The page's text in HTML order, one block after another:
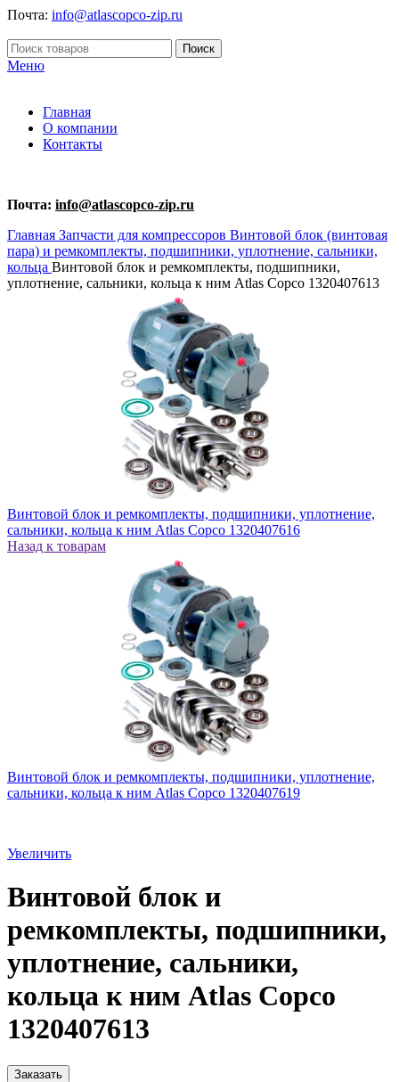
Почта: info@atlascopco-zip.ru
Поиск
Меню
Главная
О компании
Контакты
Почта: info@atlascopco-zip.ru
Главная Запчасти для компрессоров Винтовой блок (винтовая
пара) и ремкомплекты, подшипники, уплотнение, сальники,
кольца Винтовой блок и ремкомплекты, подшипники,
уплотнение, сальники, кольца к ним Atlas Copco 1320407613
Винтовой блок и ремкомплекты, подшипники, уплотнение,
сальники, кольца к ним Atlas Copco 1320407616
Назад к товарам
Винтовой блок и ремкомплекты, подшипники, уплотнение,
сальники, кольца к ним Atlas Copco 1320407619
Увеличить
Винтовой блок и
ремкомплекты, подшипники,
уплотнение, сальники,
кольца к ним Atlas Copco
1320407613
Заказать